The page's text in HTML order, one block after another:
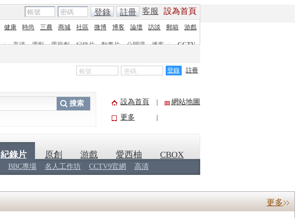
客服 設為首頁
登錄 註冊
健康 時尚 三農 商城 社區 微博 博客 論壇 訪談 郵箱 游戲
| 高清 電影 電視劇 紀錄片 動畫片 公開課 播客 |
CCTV
登錄 註冊
搜索 設為首頁
網站地圖
更多
紀錄片
BBC專場 名人工作坊 CCTV9官網 高清
原創 游戲 愛西柚 CBOX
更多